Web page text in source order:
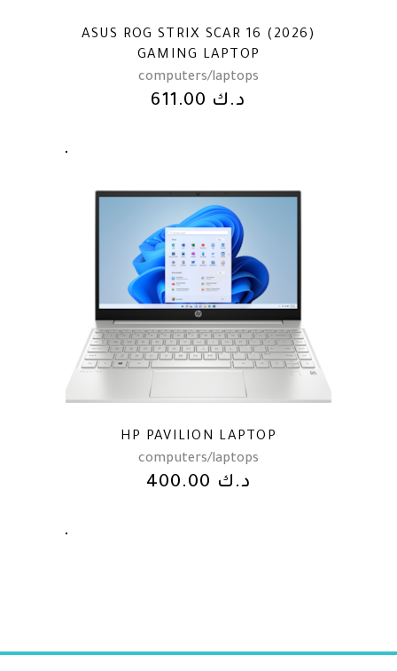
ASUS ROG STRIX SCAR 16 (2026)
GAMING LAPTOP
computers/laptops
د.ك
HP PAVILION LAPTOP
computers/laptops
د.ك